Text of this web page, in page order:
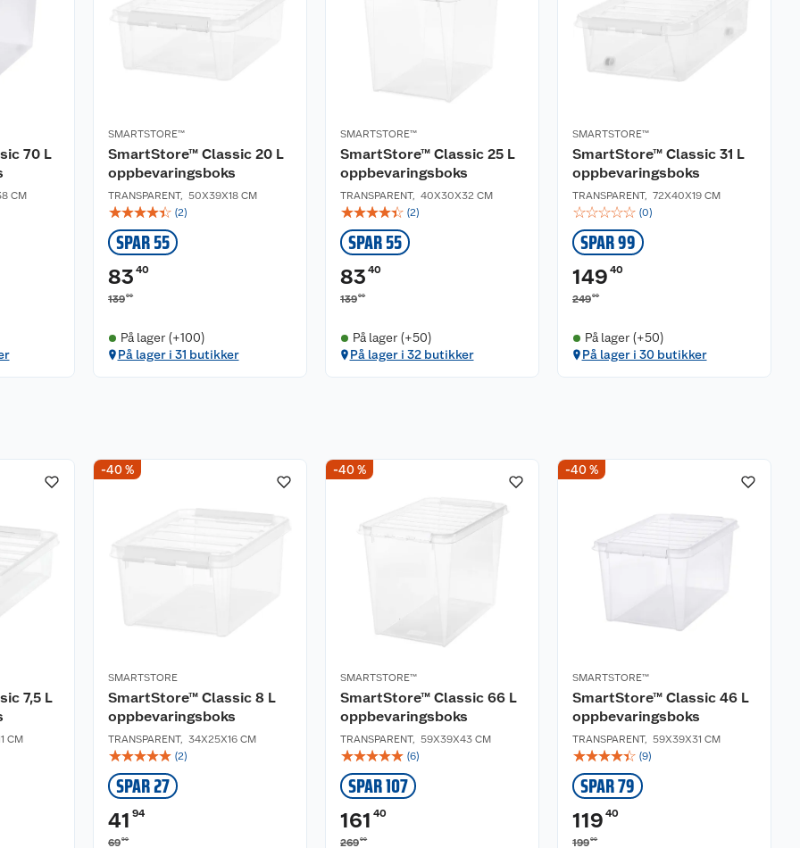
70 L
CM
SMARTSTORE™
SmartStore™ Classic 20 L
oppbevaringsboks
TRANSPARENT, 50X39X18 CM
☆☆☆☆☆ (2)
SPAR 55
83 40
13900
På lager (+100)
På lager i 31 butikker
SMARTSTORE™
SmartStore™ Classic 25 L
oppbevaringsboks
TRANSPARENT, 40X30X32 CM
☆☆☆☆☆ (2)
SPAR 55
83 40
13900
På lager (+50)
På lager i 32 butikker
SMARTSTORE™
SmartStore™ Classic 31 L
oppbevaringsboks
TRANSPARENT, 72X40X19 CM
☆☆☆☆☆ (0)
SPAR 99
149 40
24900
På lager (+50)
På lager i 30 butikker
7,5 L
CM
-40 %
SMARTSTORE
SmartStore™ Classic 8 L
oppbevaringsboks
TRANSPARENT, 34X25X16 CM
☆☆☆☆☆ (2)
SPAR 27
41 94
6990
-40 %
SMARTSTORE™
SmartStore™ Classic 66 L
oppbevaringsboks
TRANSPARENT, 59X39X43 CM
☆☆☆☆☆ (6)
SPAR 107
161 40
26900
-40 %
SMARTSTORE™
SmartStore™ Classic 46 L
oppbevaringsboks
TRANSPARENT, 59X39X31 CM
☆☆☆☆☆ (9)
SPAR 79
119 40
19900